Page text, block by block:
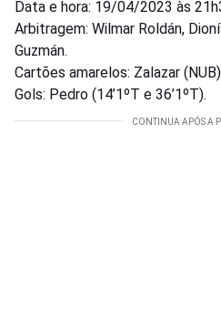
Data e hora: 19/04/2023 às
Arbitragem: Wilmar Roldán,
Guzmán.
Cartões amarelos: Zalazar
Gols: Pedro (14’1ºT e 36’1ºT).